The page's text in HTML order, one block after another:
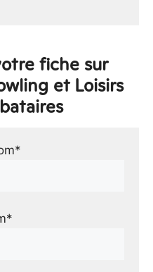
fiche sur
et Loisirs